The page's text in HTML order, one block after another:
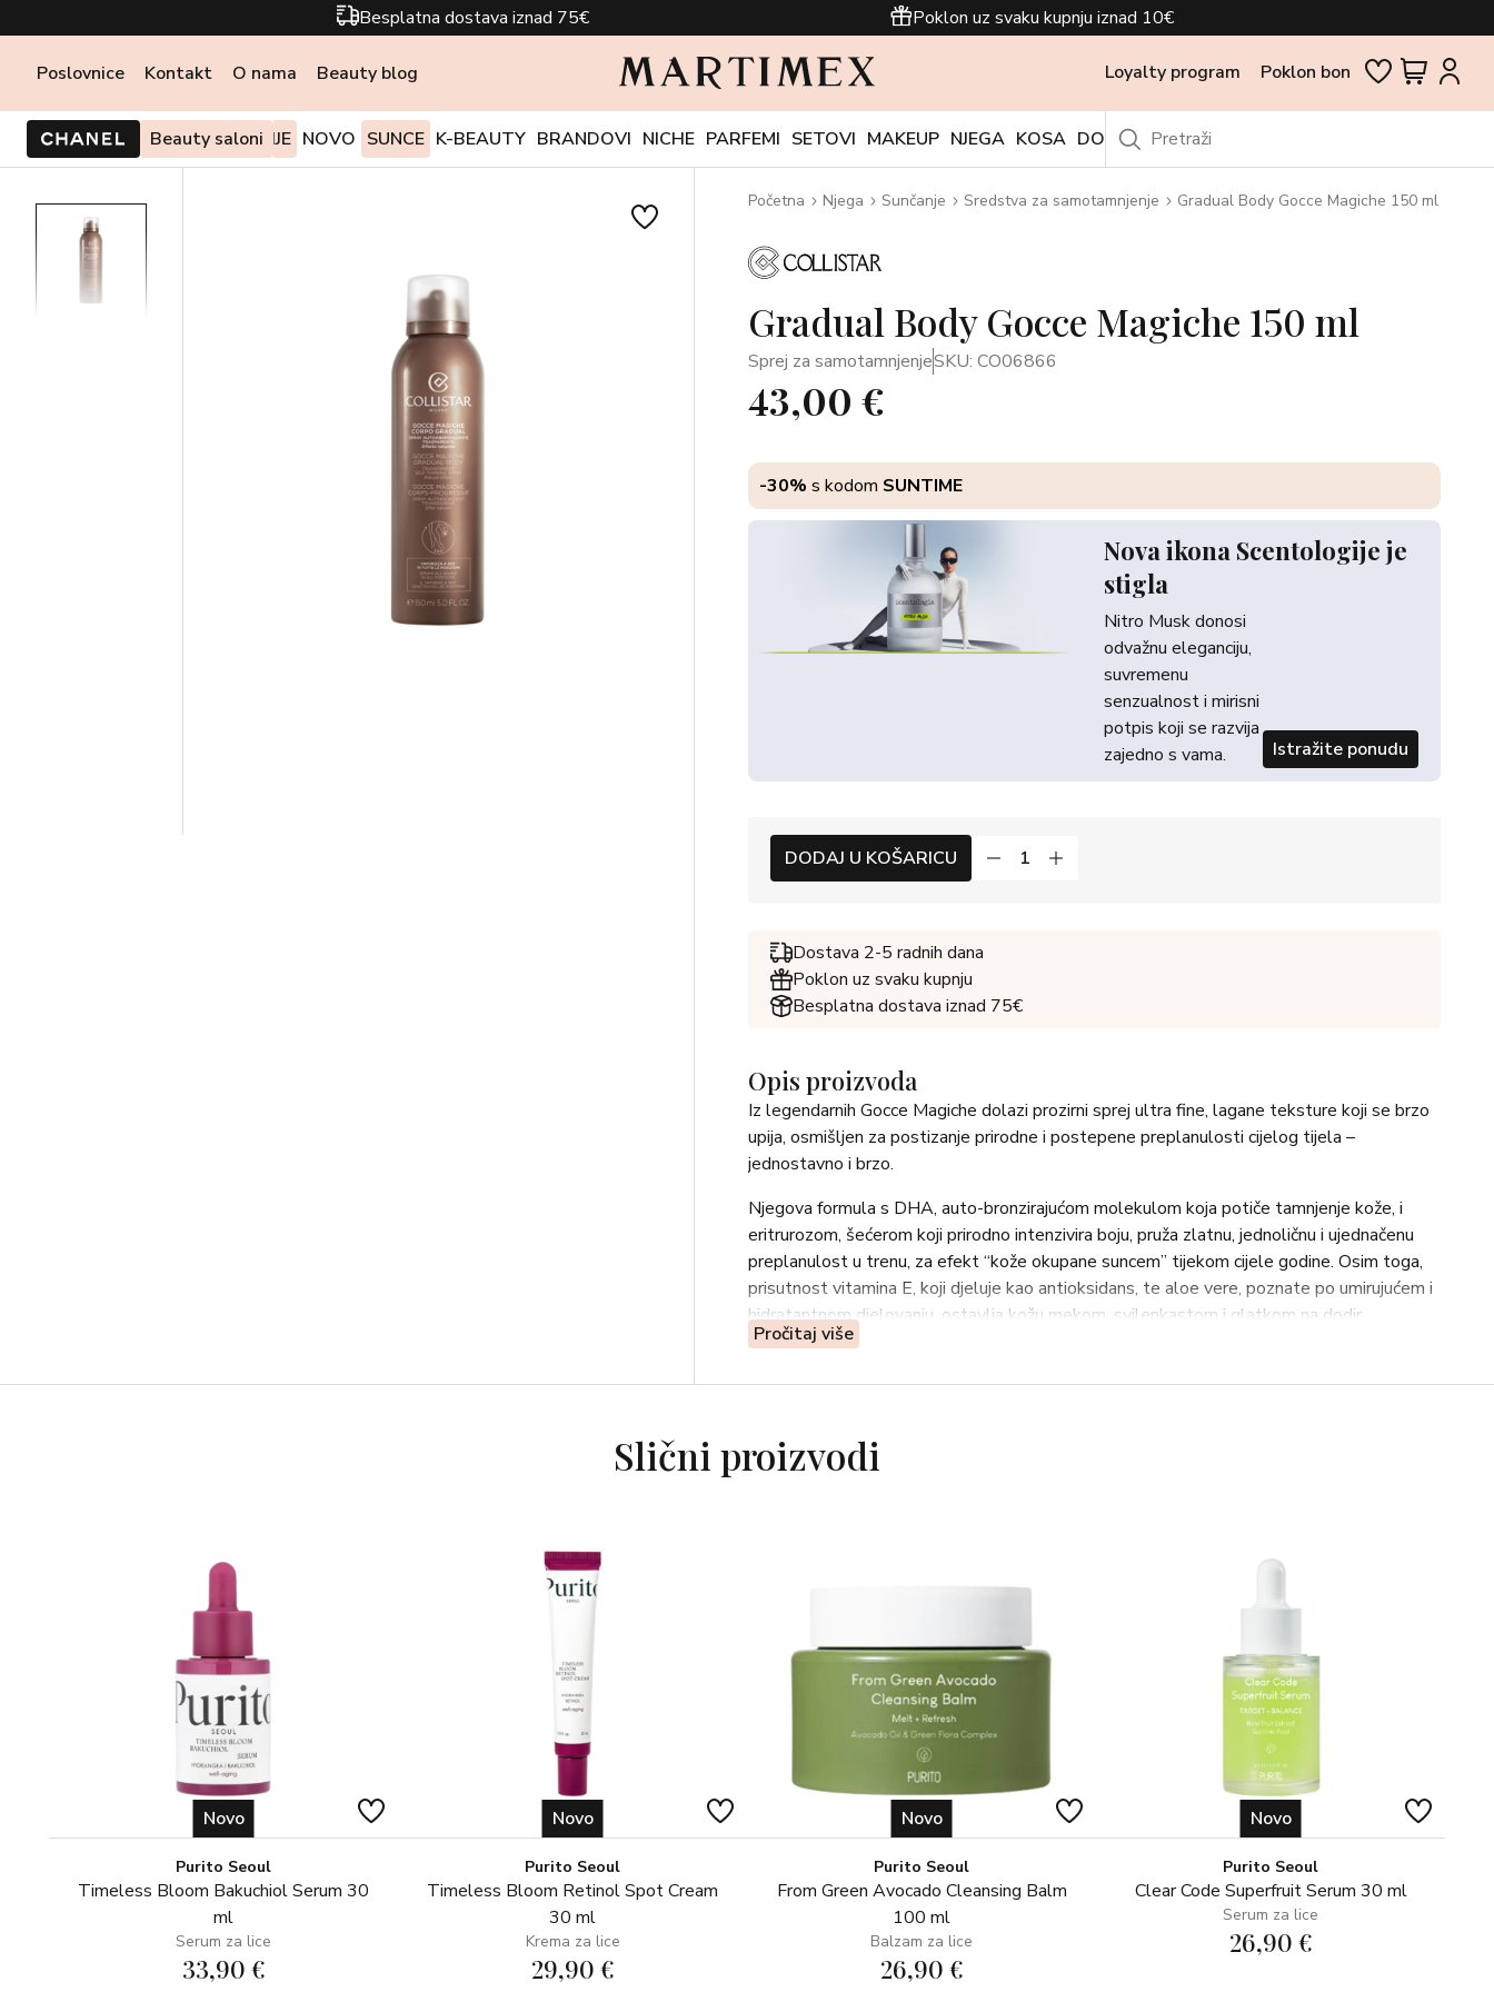
Besplatna dostava iznad 75€ Poklon uz svaku kupnju iznad 10€
Poslovnice Kontakt O nama Beauty blog Loyalty program Poklon bon
Beauty saloni
PONUDE I AKCIJE NOVO SUNCE K-BEAUTY BRANDOVI NICHE PARFEMI SETOVI MAKEUP NJEGA KOSA DODACI OUTLET
Početna Njega Sunčanje Sredstva za samotamnjenje Gradual Body Gocce Magiche 150 ml
Gradual Body Gocce Magiche 150 ml
Sprej za samotamnjenjeSKU: CO06866
43,00 €
-30% s kodom SUNTIME
Nova ikona Scentologije je
stigla
Nitro Musk donosi
odvažnu eleganciju,
suvremenu
senzualnost i mirisni
potpis koji se razvija
zajedno s vama.
Istražite ponudu
DODAJ U KOŠARICU
Dostava 2-5 radnih dana
Poklon uz svaku kupnju
Besplatna dostava iznad 75€
Opis proizvoda
Iz legendarnih Gocce Magiche dolazi prozirni sprej ultra fine, lagane teksture koji se brzo
upija, osmišljen za postizanje prirodne i postepene preplanulosti cijelog tijela –
jednostavno i brzo.
Njegova formula s DHA, auto-bronzirajućom molekulom koja potiče tamnjenje kože, i
eritrurozom, šećerom koji prirodno intenzivira boju, pruža zlatnu, jednoličnu i ujednačenu
preplanulost u trenu, za efekt “kože okupane suncem” tijekom cijele godine. Osim toga,
prisutnost vitamina E, koji djeluje kao antioksidans, te aloe vere, poznate po umirujućem i
hidratantnom djelovanju, ostavlja kožu mekom, svilenkastom i glatkom na dodir.
Sustav raspršivanja omogućuje jednostavno, praktično i intuitivno nanošenje u svim
tijela (poput leđa i stražnje strane nogu), bez rizika od neujednačenih mrlja.
Posebno formuliran za tijelo, pogodan je za sve tipove kože i tena, uključujući i mušku
Pročitaj više
Slični proizvodi
Novo
Purito Seoul
Timeless Bloom Bakuchiol Serum 30
ml
Serum za lice
33,90 €
Novo
Purito Seoul
Timeless Bloom Retinol Spot Cream
30 ml
Krema za lice
29,90 €
Novo
Purito Seoul
From Green Avocado Cleansing Balm
100 ml
Balzam za lice
26,90 €
Novo
Purito Seoul
Clear Code Superfruit Serum 30 ml
Serum za lice
26,90 €